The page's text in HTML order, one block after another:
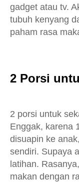
gadget atau tv.
tubuh kenyang
paham rasa
2 Porsi
2 porsi untuk
Enggak, karena
disuapin ke
sendiri. Supaya
latihan.
makan dengan